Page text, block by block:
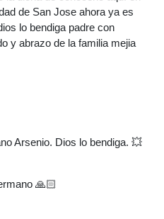
de San Jose ahora ya es
lo bendiga padre con
y abrazo de la familia mejia
Arsenio. Dios lo bendiga. 💥
🙏🏻